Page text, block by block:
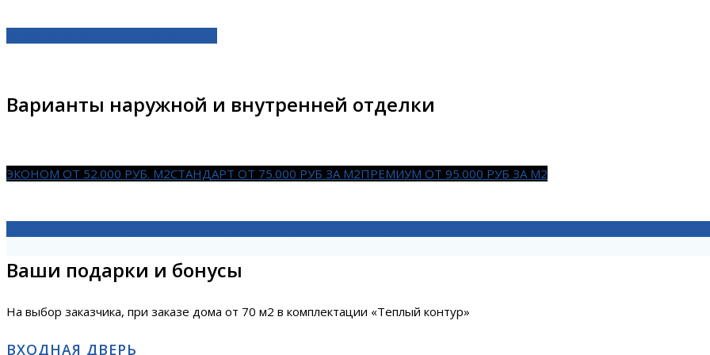
Варианты наружной и внутренней отделки
ЭКОНОМ ОТ 52.000 РУБ. М2СТАНДАРТ ОТ 75.000 РУБ ЗА М2ПРЕМИУМ ОТ 95.000 РУБ ЗА М2
Ваши подарки и бонусы
На выбор заказчика, при заказе дома от 70 м2 в комплектации «Теплый контур»
ВХОДНАЯ ДВЕРЬ